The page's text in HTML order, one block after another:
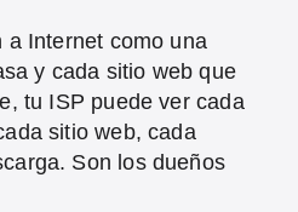
a Internet como una
y cada sitio web que
tu ISP puede ver cada
sitio web, cada
Son los dueños